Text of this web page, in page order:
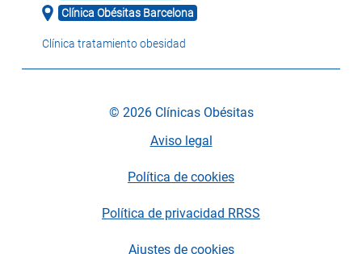
Clínica Obésitas Barcelona
Clínica tratamiento obesidad
© 2026 Clínicas Obésitas
Aviso legal
Política de cookies
Política de privacidad RRSS
Ajustes de cookies